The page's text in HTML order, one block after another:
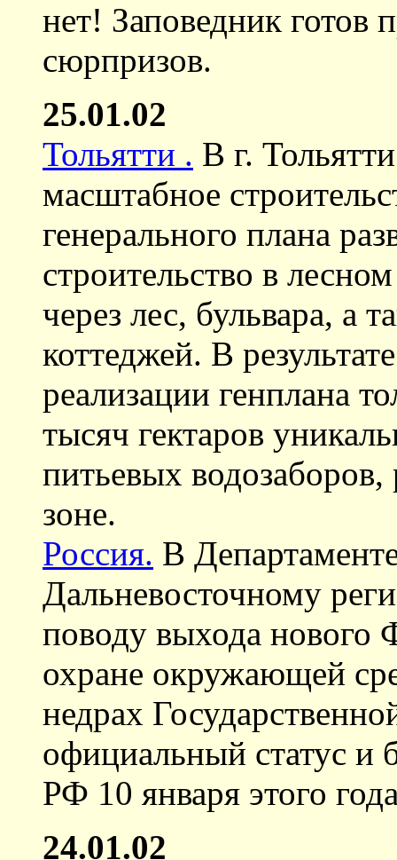
нет! Заповедник готов
сюрпризов.
25.01.02
Тольятти . В г.
масштабное
генерального плана
строительство в
через лес, бульвара, а
коттеджей. В
реализации генплана
тысяч гектаров
питьевых
зоне.
Россия. В
Дальневосточному
поводу выхода нового
охране окружающей
недрах
официальный статус и
РФ 10 января этого
24.01.02